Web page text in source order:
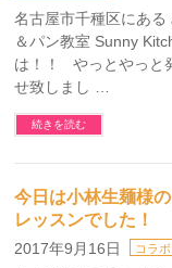
名古屋市千種区にあ
＆パン教室 Sunny
は！！ やっとやっ
せ致しまし …
続きを読む
今日は小林生麺様
レッスンでした！
2017年9月16日 コラ